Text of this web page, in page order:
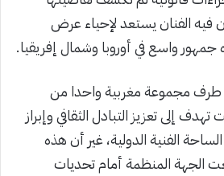
الفنان يستعد لإحياء عرض
جمهور واسع في أوروبا وشمال إفريقيا.
طرف مجموعة مغربية واحدا من
تهدف إلى تعزيز التبادل الثقافي وإبراز
الفنية الدولية، غير أن هذه
الجهة المنظمة أمام تحديات